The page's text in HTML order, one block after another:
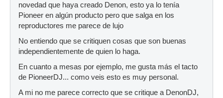
novedad que haya creado Denon, esto ya lo tenía
Pioneer en algún producto pero que salga en los
reproductores me parece de lujo
No entiendo que se critiquen cosas que son buenas
independientemente de quien lo haga.
En cuanto a mesas por ejemplo, me gusta más el tacto
de PioneerDJ... como veis esto es muy personal.
A mi no me parece correcto que se critique a DenonDJ,